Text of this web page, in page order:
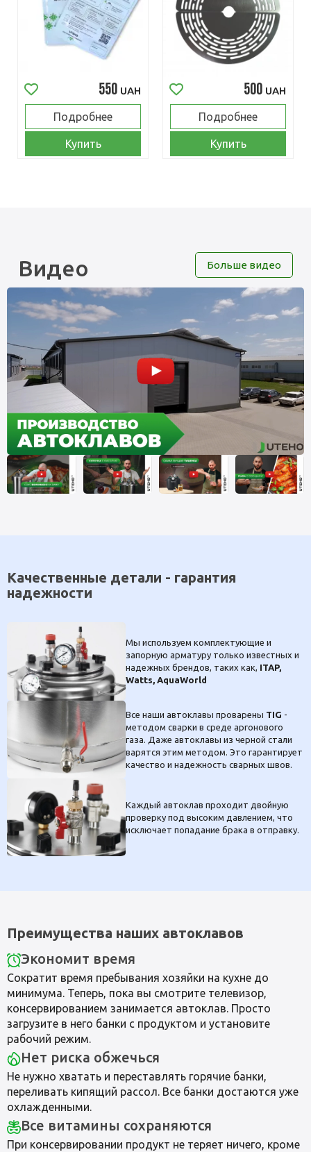
550 UAH
Подробнее
Купить
500 UAH
Подробнее
Купить
Видео Больше видео
Качественные детали - гарантия
надежности
Мы используем комплектующие и
запорную арматуру только известных и
надежных брендов, таких как, ITAP,
Watts, AquaWorld
Все наши автоклавы проварены TIG -
методом сварки в среде аргонового
газа. Даже автоклавы из черной стали
варятся этим методом. Это гарантирует
качество и надежность сварных швов.
Каждый автоклав проходит двойную
проверку под высоким давлением, что
исключает попадание брака в отправку.
Преимущества наших автоклавов
Экономит время
Сократит время пребывания хозяйки на кухне до
минимума. Теперь, пока вы смотрите телевизор,
консервированием занимается автоклав. Просто
загрузите в него банки с продуктом и установите
рабочий режим.
Нет риска обжечься
Не нужно хватать и переставлять горячие банки,
переливать кипящий рассол. Все банки достаются уже
охлажденными.
Все витамины сохраняются
При консервировании продукт не теряет ничего, кроме